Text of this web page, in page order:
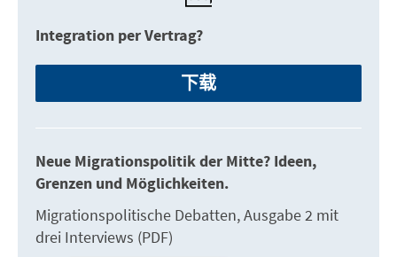
Integration per Vertrag?
下载
Neue Migrationspolitik der Mitte? Ideen,
Grenzen und Möglichkeiten.
Migrationspolitische Debatten, Ausgabe 2 mit
drei Interviews (PDF)